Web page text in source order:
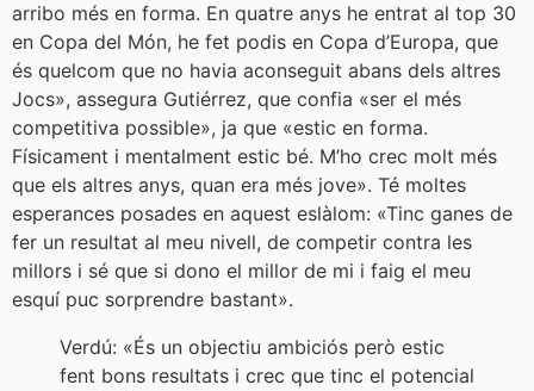
arribo més en forma. En quatre anys he entrat al top 30
en Copa del Món, he fet podis en Copa d’Europa, que
és quelcom que no havia aconseguit abans dels altres
Jocs», assegura Gutiérrez, que confia «ser el més
competitiva possible», ja que «estic en forma.
Físicament i mentalment estic bé. M’ho crec molt més
que els altres anys, quan era més jove». Té moltes
esperances posades en aquest eslàlom: «Tinc ganes de
fer un resultat al meu nivell, de competir contra les
millors i sé que si dono el millor de mi i faig el meu
esquí puc sorprendre bastant».
Verdú: «És un objectiu ambiciós però estic
fent bons resultats i crec que tinc el potencial